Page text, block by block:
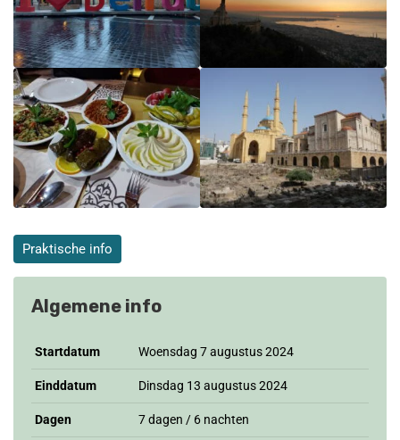
Praktische info
Algemene info
Startdatum Woensdag 7 augustus 2024
Einddatum Dinsdag 13 augustus 2024
Dagen 7 dagen / 6 nachten